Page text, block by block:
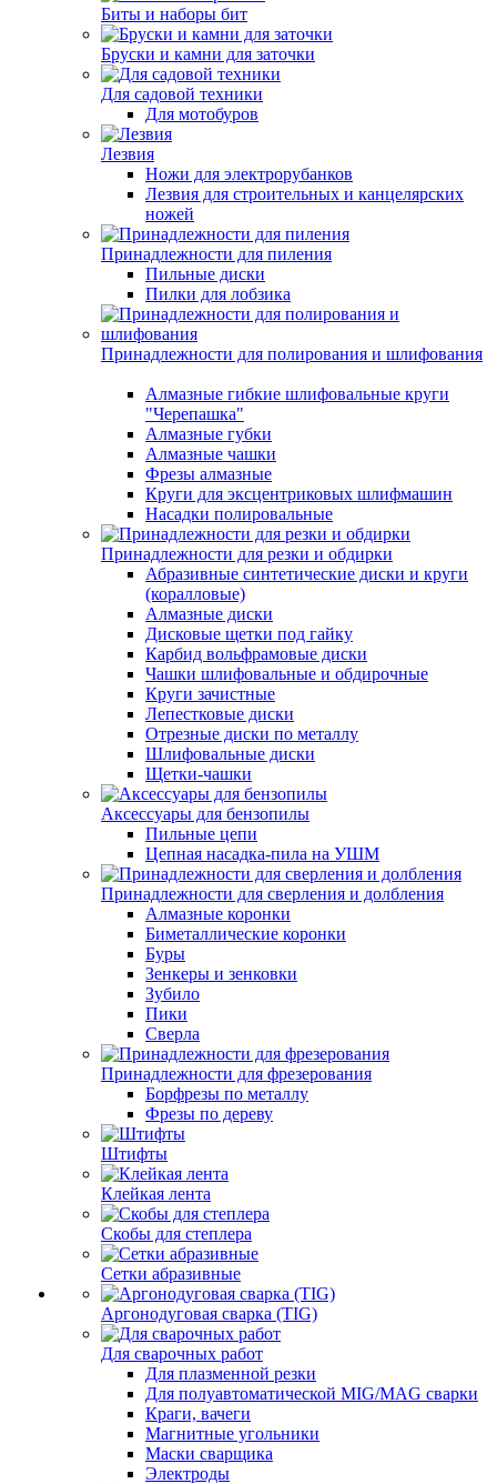
Биты и наборы бит
Бруски и камни для заточки
Для садовой техники
Для мотобуров
Лезвия
Ножи для электрорубанков
Лезвия для строительных и канцелярских
ножей
Принадлежности для пиления
Пильные диски
Пилки для лобзика
Принадлежности для полирования и шлифования
Алмазные гибкие шлифовальные круги
"Черепашка"
Алмазные губки
Алмазные чашки
Фрезы алмазные
Круги для эксцентриковых шлифмашин
Насадки полировальные
Принадлежности для резки и обдирки
Абразивные синтетические диски и круги
(коралловые)
Алмазные диски
Дисковые щетки под гайку
Карбид вольфрамовые диски
Чашки шлифовальные и обдирочные
Круги зачистные
Лепестковые диски
Отрезные диски по металлу
Шлифовальные диски
Щетки-чашки
Аксессуары для бензопилы
Пильные цепи
Цепная насадка-пила на УШМ
Принадлежности для сверления и долбления
Алмазные коронки
Биметаллические коронки
Буры
Зенкеры и зенковки
Зубило
Пики
Сверла
Принадлежности для фрезерования
Борфрезы по металлу
Фрезы по дереву
Штифты
Клейкая лента
Скобы для степлера
Сетки абразивные
Аргонодуговая сварка (TIG)
Для сварочных работ
Для плазменной резки
Для полуавтоматической MIG/MAG сварки
Краги, вачеги
Магнитные угольники
Маски сварщика
Электроды